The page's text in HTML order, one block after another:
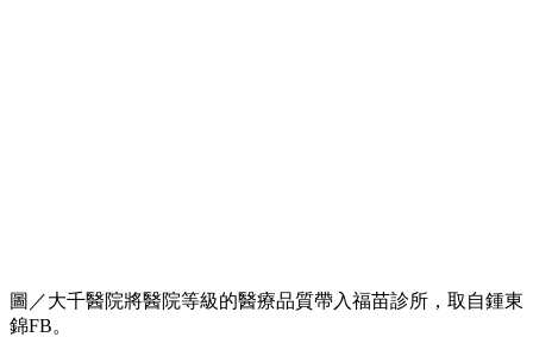
圖／大千醫院將醫院等級的醫療品質帶入福苗診所，取自鍾東
錦FB。